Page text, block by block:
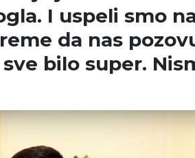
I uspeli smo
da nas
bilo super.